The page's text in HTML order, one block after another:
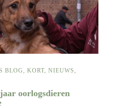
BLOG KORT NIEUWS
oorlogsdieren